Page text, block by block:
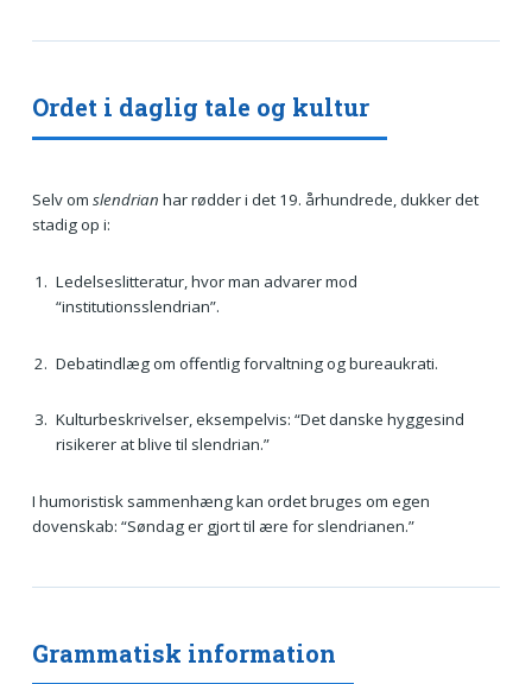
Ordet i daglig tale og kultur
Selv om slendrian har rødder i det 19. århundrede, dukker det
stadig op i:
Ledelseslitteratur, hvor man advarer mod
“institutionsslendrian”.
Debatindlæg om offentlig forvaltning og bureaukrati.
Kulturbeskrivelser, eksempelvis: “Det danske hyggesind
risikerer at blive til slendrian.”
I humoristisk sammenhæng kan ordet bruges om egen
dovenskab: “Søndag er gjort til ære for slendrianen.”
Grammatisk information